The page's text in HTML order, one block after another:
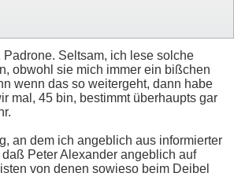
Padrone. Seltsam, ich lese solche
obwohl sie mich immer ein bißchen
wenn das so weitergeht, dann habe
mal, 45 bin, bestimmt überhaupts gar
an dem ich angeblich aus informierter
Peter Alexander angeblich auf
von denen sowieso beim Deibel